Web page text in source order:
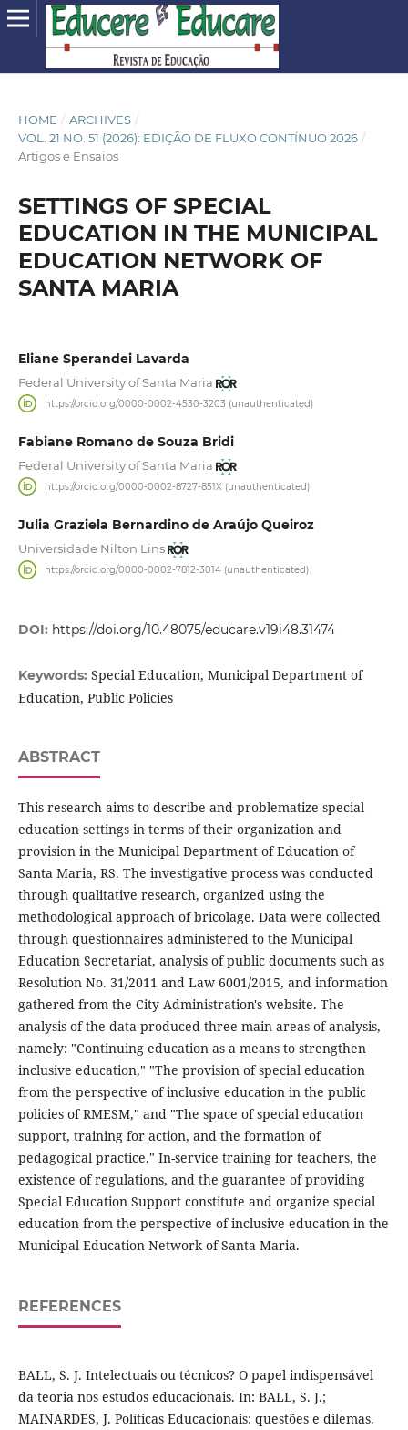
HOME / ARCHIVES /
VOL. 21 NO. 51 (2026): EDIÇÃO DE FLUXO CONTÍNUO 2026 /
Artigos e Ensaios
SETTINGS OF SPECIAL
EDUCATION IN THE MUNICIPAL
EDUCATION NETWORK OF
SANTA MARIA
Eliane Sperandei Lavarda
Federal University of Santa Maria
https://orcid.org/0000-0002-4530-3203 (unauthenticated)
Fabiane Romano de Souza Bridi
Federal University of Santa Maria
https://orcid.org/0000-0002-8727-851X (unauthenticated)
Julia Graziela Bernardino de Araújo Queiroz
Universidade Nilton Lins
https://orcid.org/0000-0002-7812-3014 (unauthenticated)
DOI: https://doi.org/10.48075/educare.v19i48.31474
Keywords: Special Education, Municipal Department of
Education, Public Policies
ABSTRACT
This research aims to describe and problematize special
education settings in terms of their organization and
provision in the Municipal Department of Education of
Santa Maria, RS. The investigative process was conducted
through qualitative research, organized using the
methodological approach of bricolage. Data were collected
through questionnaires administered to the Municipal
Education Secretariat, analysis of public documents such as
Resolution No. 31/2011 and Law 6001/2015, and information
gathered from the City Administration's website. The
analysis of the data produced three main areas of analysis,
namely: "Continuing education as a means to strengthen
inclusive education," "The provision of special education
from the perspective of inclusive education in the public
policies of RMESM," and "The space of special education
support, training for action, and the formation of
pedagogical practice." In-service training for teachers, the
existence of regulations, and the guarantee of providing
Special Education Support constitute and organize special
education from the perspective of inclusive education in the
Municipal Education Network of Santa Maria.
REFERENCES
BALL, S. J. Intelectuais ou técnicos? O papel indispensável
da teoria nos estudos educacionais. In: BALL, S. J.;
MAINARDES, J. Políticas Educacionais: questões e dilemas.